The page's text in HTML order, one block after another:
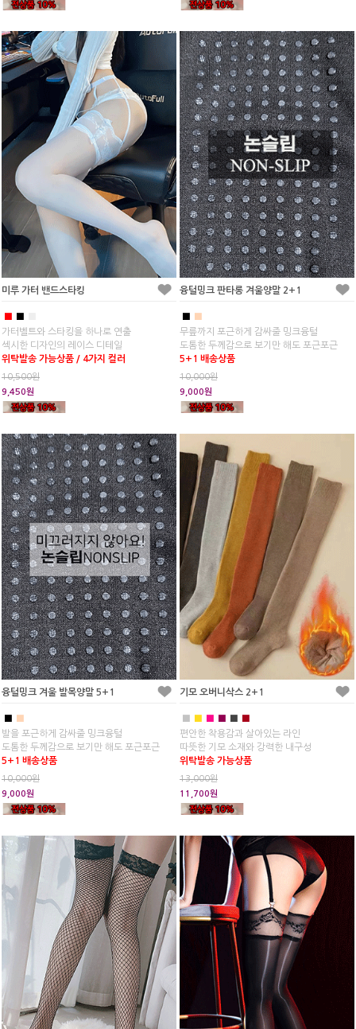
미루 가터 밴드스타킹
■ ■
가터벨트와 스타킹을 하나로 연출
섹시한 디자인의 레이스 디테일
위탁발송 가능상품 / 4가지 컬러
10,500원
9,450원
융털밍크 판타롱 겨울양말 2+1
■ ■
무릎까지 포근하게 감싸줄 밍크융털
도톰한 두께감으로 보기만 해도 포근포근
5+1 배송상품
10,000원
9,000원
융털밍크 겨울 발목양말 5+1
■
발을 포근하게 감싸줄 밍크융털
도톰한 두께감으로 보기만 해도 포근포근
5+1 배송상품
10,000원
9,000원
기모 오버니삭스 2+1
■ ■ ■ ■ ■
편안한 착용감과 살아있는 라인
따뜻한 기모 소재와 강력한 내구성
위탁발송 가능상품
13,000원
11,700원